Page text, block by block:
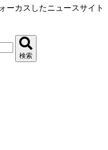
ーカスしたニュースサイト
検索